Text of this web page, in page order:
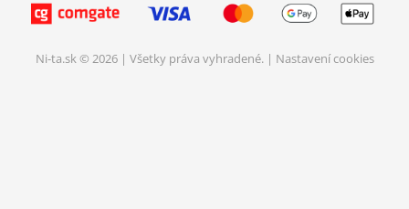
Ni-ta.sk © 2026 | Všetky práva vyhradené. | Nastavení cookies